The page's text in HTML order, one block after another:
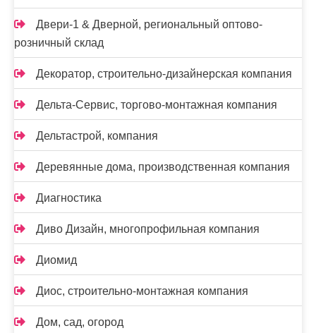
Двери-1 & Дверной, региональный оптово-
розничный склад
Декоратор, строительно-дизайнерская компания
Дельта-Сервис, торгово-монтажная компания
Дельтастрой, компания
Деревянные дома, производственная компания
Диагностика
Диво Дизайн, многопрофильная компания
Диомид
Диос, строительно-монтажная компания
Дом, сад, огород